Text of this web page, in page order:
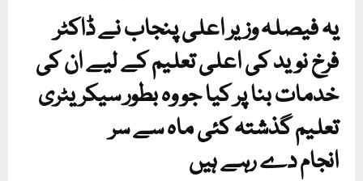
یہ فیصلہ وزیر اعلی پنجاب نے ڈاکٹر
فرخ نوید کی اعلی تعلیم کے لیے ان کی
خدمات بنا پر کیا جو وہ بطور سیکریٹری
تعلیم گذشتہ کئی ماہ سے سر
انجام دے رہے ہیں